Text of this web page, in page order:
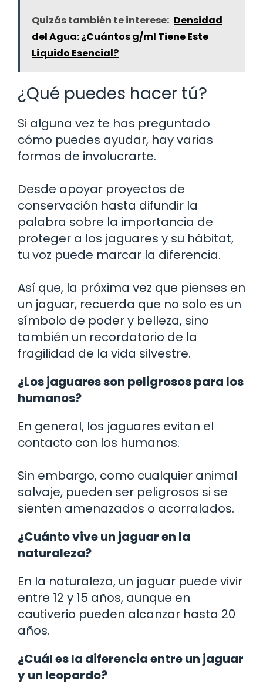
Quizás también te interese: Densidad
del Agua: ¿Cuántos g/ml Tiene Este
Líquido Esencial?
¿Qué puedes hacer tú?
Si alguna vez te has preguntado
cómo puedes ayudar, hay varias
formas de involucrarte.
Desde apoyar proyectos de
conservación hasta difundir la
palabra sobre la importancia de
proteger a los jaguares y su hábitat,
tu voz puede marcar la diferencia.
Así que, la próxima vez que pienses en
un jaguar, recuerda que no solo es un
símbolo de poder y belleza, sino
también un recordatorio de la
fragilidad de la vida silvestre.
¿Los jaguares son peligrosos para los
humanos?
En general, los jaguares evitan el
contacto con los humanos.
Sin embargo, como cualquier animal
salvaje, pueden ser peligrosos si se
sienten amenazados o acorralados.
¿Cuánto vive un jaguar en la
naturaleza?
En la naturaleza, un jaguar puede vivir
entre 12 y 15 años, aunque en
cautiverio pueden alcanzar hasta 20
años.
¿Cuál es la diferencia entre un jaguar
y un leopardo?